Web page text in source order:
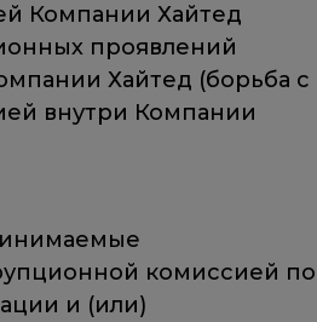
Компании Хайтед
проявлений
Хайтед (борьба с
внутри Компании
комиссией по
и (или)